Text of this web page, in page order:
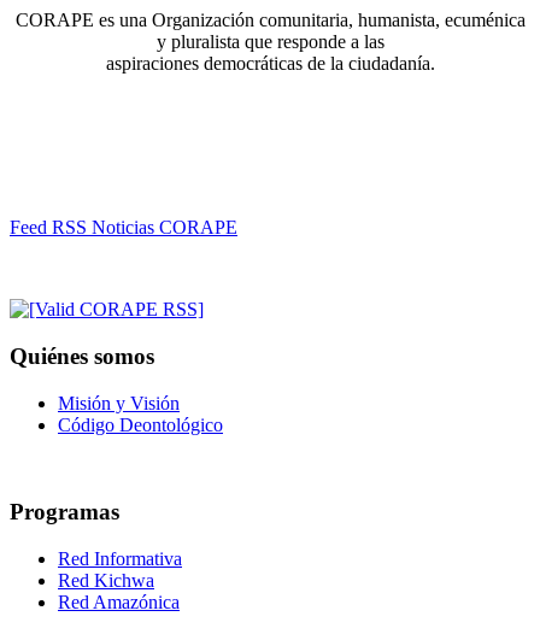
CORAPE es una Organización comunitaria, humanista, ecuménica
y pluralista que responde a las
aspiraciones democráticas de la ciudadanía.
Feed RSS Noticias CORAPE
Quiénes somos
Misión y Visión
Código Deontológico
Programas
Red Informativa
Red Kichwa
Red Amazónica